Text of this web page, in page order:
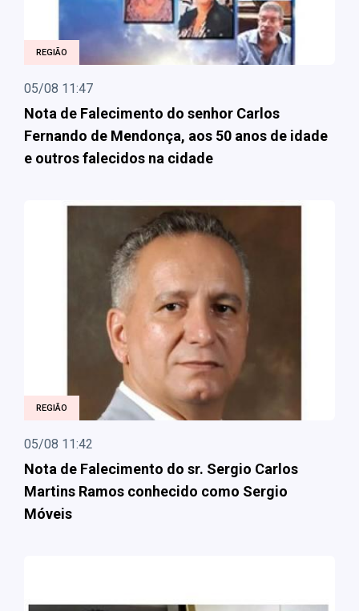
REGIÃO
05/08 11:47
Nota de Falecimento do senhor Carlos
Fernando de Mendonça, aos 50 anos de idade
e outros falecidos na cidade
REGIÃO
05/08 11:42
Nota de Falecimento do sr. Sergio Carlos
Martins Ramos conhecido como Sergio
Móveis